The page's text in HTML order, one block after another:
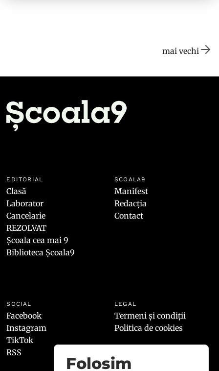
mai vechi
EDITORIAL
Clasă
Laborator
Cancelarie
REZOLVAT
Școala cea mai 9
Biblioteca Școala9
ȘCOALA9
Manifest
Redacția
Contact
SOCIAL
Facebook
Instagram
TikTok
RSS
LEGAL
Termeni și condiții
Politica de cookies
Folosim